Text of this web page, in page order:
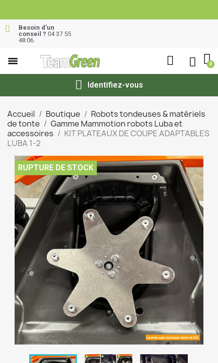
Besoin d’un
conseil ? 04 37 55
48 06
Identifiez-vous
Accueil Boutique
Robots tondeuses & matériels
de tonte
Gamme Mammotion robots Luba et
accessoires
KIT PLATEAUX DE COUPE ADAPTABLES
LUBA 1-2
RUPTURE DE STOCK